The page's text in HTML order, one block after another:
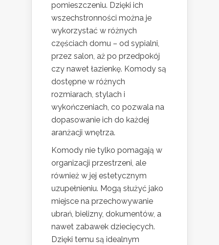
pomieszczeniu. Dzięki ich
wszechstronności można je
wykorzystać w różnych
częściach domu – od sypialni,
przez salon, aż po przedpokój
czy nawet łazienkę. Komody są
dostępne w różnych
rozmiarach, stylach i
wykończeniach, co pozwala na
dopasowanie ich do każdej
aranżacji wnętrza.
Komody nie tylko pomagają w
organizacji przestrzeni, ale
również w jej estetycznym
uzupełnieniu. Mogą służyć jako
miejsce na przechowywanie
ubrań, bielizny, dokumentów, a
nawet zabawek dziecięcych.
Dzięki temu są idealnym